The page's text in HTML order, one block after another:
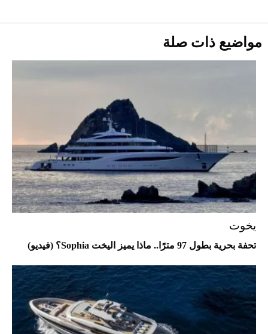
أغلى 10 عطور في العالم للرجال تمنحك فخامة
استثنائية
Comeback" في جدة (فيديو)
2026-07-25
مواضيع ذات صلة
يخوت
تحفة بحرية بطول 97 مترًا.. ماذا يميز اليخت Sophia؟ (فيديو)